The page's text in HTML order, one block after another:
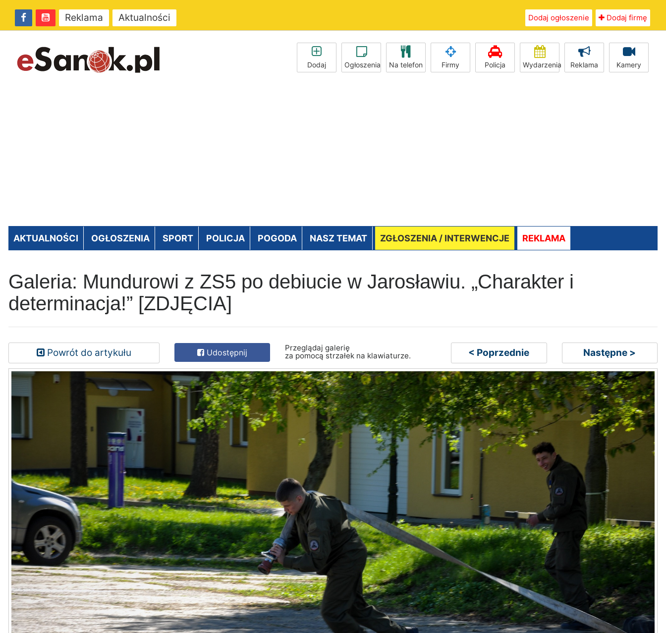
Reklama Aktualności Dodaj ogłoszenie Dodaj firmę
Dodaj Ogłoszenia Na telefon Firmy Policja Wydarzenia Reklama Kamery
AKTUALNOŚCI OGŁOSZENIA SPORT POLICJA POGODA NASZ TEMAT ZGŁOSZENIA / INTERWENCJE REKLAMA
Galeria: Mundurowi z ZS5 po debiucie w Jarosławiu. „Charakter i
determinacja!” [ZDJĘCIA]
Powrót do artykułu Udostępnij
Przeglądaj galerię
za pomocą strzałek na klawiaturze.
< Poprzednie Następne >